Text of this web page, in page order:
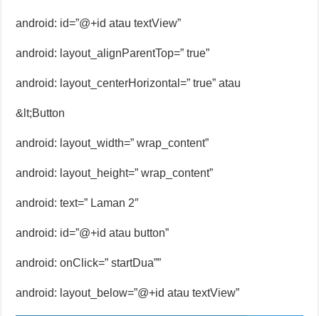
android: id=”@+id atau textView”
android: layout_alignParentTop=” true”
android: layout_centerHorizontal=” true” atau
&lt;Button
android: layout_width=” wrap_content”
android: layout_height=” wrap_content”
android: text=” Laman 2″
android: id=”@+id atau button”
android: onClick=” startDua””
android: layout_below=”@+id atau textView”